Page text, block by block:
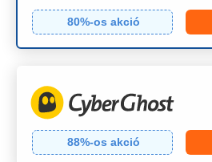
80%-os akció
88%-os akció